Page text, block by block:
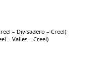
– Divisadero – Creel)
– Valles – Creel)